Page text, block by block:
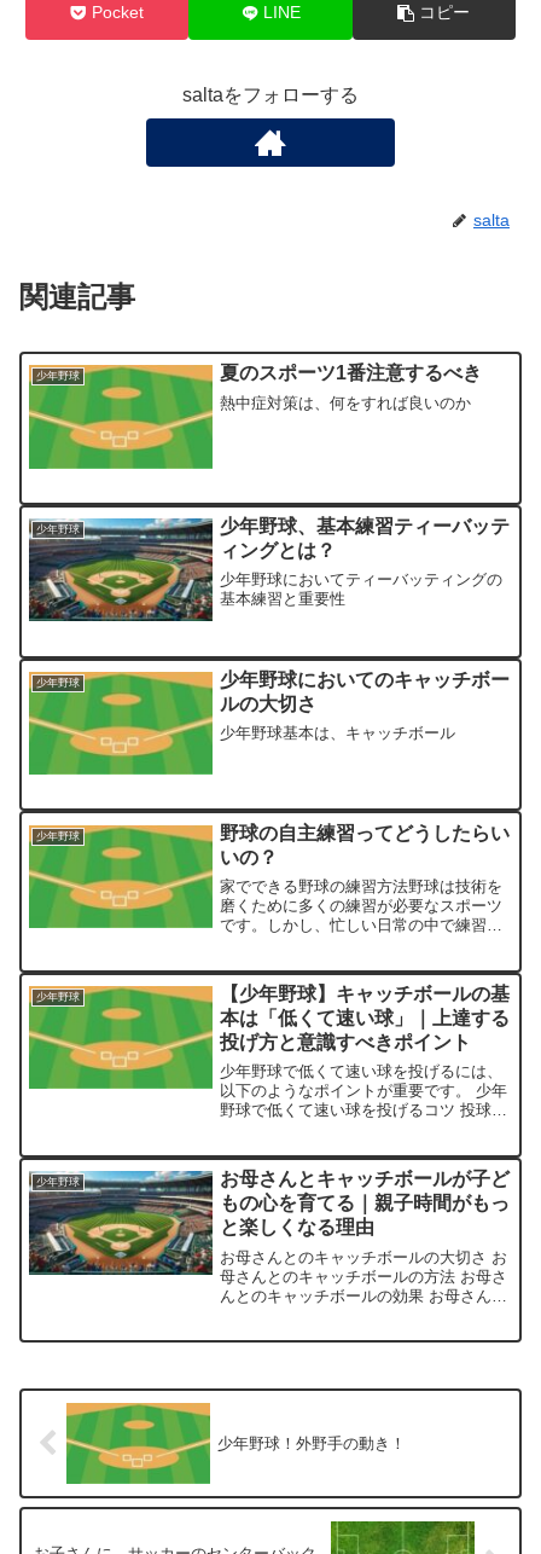
Pocket LINE コピー
saltaをフォローする
salta
関連記事
少年野球 夏のスポーツ1番注意するべき
熱中症対策は、何をすれば良いのか
少年野球
少年野球、基本練習ティーバッテ
ィングとは？
少年野球においてティーバッティングの
基本練習と重要性
少年野球
少年野球においてのキャッチボー
ルの大切さ
少年野球基本は、キャッチボール
少年野球
野球の自主練習ってどうしたらい
いの？
家でできる野球の練習方法野球は技術を
磨くために多くの練習が必要なスポーツ
です。しかし、忙しい日常の中で練習の
習方法をいくつか紹介します。これらの
練習を通じて、技術を向上...
少年野球
【少年野球】キャッチボールの基
本は「低くて速い球」｜上達する
投げ方と意識すべきポイント
少年野球で低くて速い球を投げるには、
以下のようなポイントが重要です。 少年
野球で低くて速い球を投げるコツ 投球フ
改善、球種の使い分け、バッティン […]
少年野球
お母さんとキャッチボールが子ど
もの心を育てる｜親子時間がもっ
と楽しくなる理由
お母さんとのキャッチボールの大切さ お
母さんとのキャッチボールの方法 お母さ
んとのキャッチボールの効果 お母さんと
少年野球！外野手の動き！